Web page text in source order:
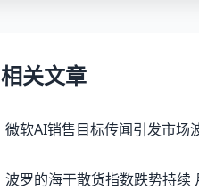
相关文章
微软AI销售目标传闻引发市场
波罗的海干散货指数跌势持续